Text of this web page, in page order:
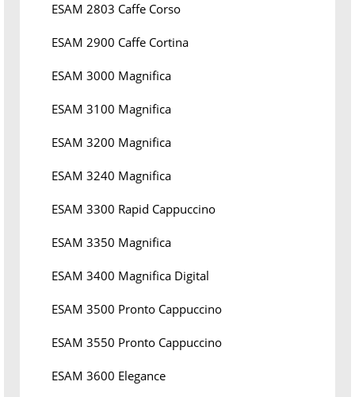
ESAM 2803 Caffe Corso
ESAM 2900 Caffe Cortina
ESAM 3000 Magnifica
ESAM 3100 Magnifica
ESAM 3200 Magnifica
ESAM 3240 Magnifica
ESAM 3300 Rapid Cappuccino
ESAM 3350 Magnifica
ESAM 3400 Magnifica Digital
ESAM 3500 Pronto Cappuccino
ESAM 3550 Pronto Cappuccino
ESAM 3600 Elegance